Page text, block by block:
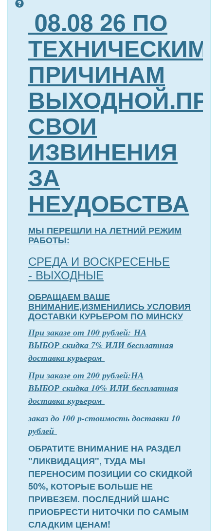
08.08 26 ПО
ТЕХНИЧЕСКИМ
ПРИЧИНАМ
СВОИ
ИЗВИНЕНИЯ
ЗА
НЕУДОБСТВА
МЫ ПЕРЕШЛИ НА ЛЕТНИЙ РЕЖИМ
РАБОТЫ:
СРЕДА И ВОСКРЕСЕНЬЕ
- ВЫХОДНЫЕ
ОБРАЩАЕМ ВАШЕ
ВНИМАНИЕ,ИЗМЕНИЛИСЬ УСЛОВИЯ
ДОСТАВКИ КУРЬЕРОМ ПО МИНСКУ
При заказе от 100 рублей: НА
ВЫБОР скидка 7% ИЛИ бесплатная
доставка курьером
При заказе от 200 рублей:НА
ВЫБОР скидка 10% ИЛИ бесплатная
доставка курьером
заказ до 100 р-стоимость доставки 10
рублей
ОБРАТИТЕ ВНИМАНИЕ НА РАЗДЕЛ
"ЛИКВИДАЦИЯ", ТУДА МЫ
ПЕРЕНОСИМ ПОЗИЦИИ СО СКИДКОЙ
50%, КОТОРЫЕ БОЛЬШЕ НЕ
ПРИВЕЗЕМ. ПОСЛЕДНИЙ ШАНС
ПРИОБРЕСТИ НИТОЧКИ ПО САМЫМ
СЛАДКИМ ЦЕНАМ!